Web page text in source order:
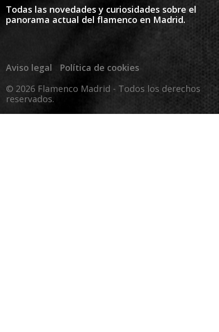
Todas las novedades y curiosidades sobre el
panorama actual del flamenco en Madrid.
© 2026 Flamenco Madrid - Todos los derechos
reservados.
Aviso legal Política de cookies